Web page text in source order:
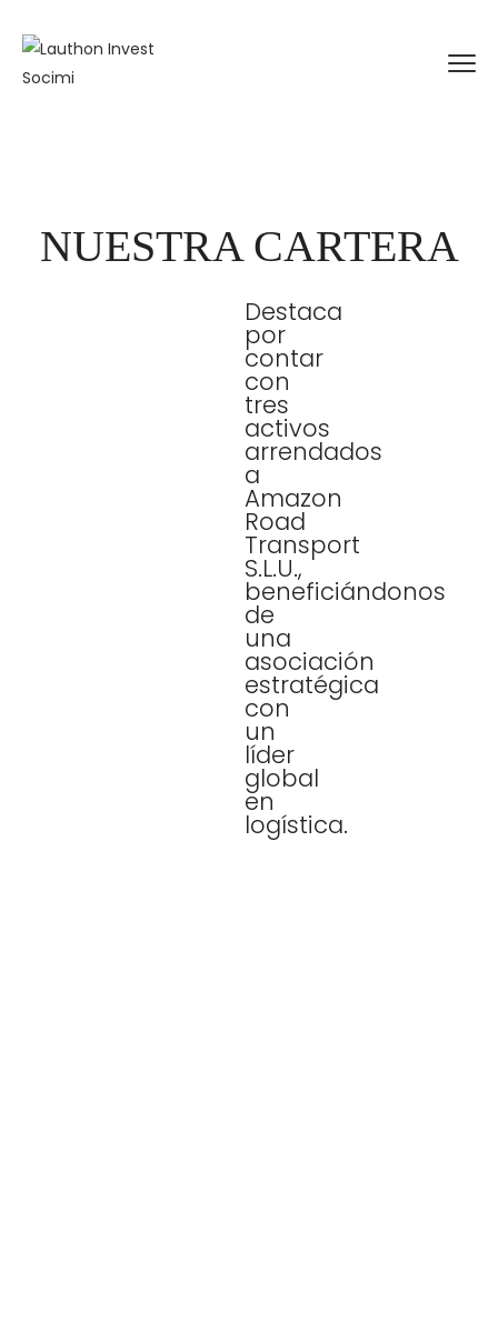
NUESTRA CARTERA
Destaca
por
contar
con
tres
activos
arrendados
a
Amazon
Road
Transport
S.L.U.,
beneficiándonos
de
una
asociación
estratégica
con
un
líder
global
en
logística.